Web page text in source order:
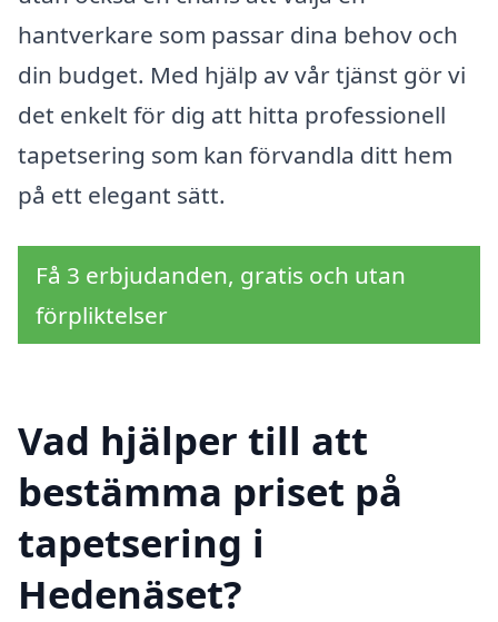
hantverkare som passar dina behov och
din budget. Med hjälp av vår tjänst gör vi
det enkelt för dig att hitta professionell
tapetsering som kan förvandla ditt hem
på ett elegant sätt.
Få 3 erbjudanden, gratis och utan
förpliktelser
Vad hjälper till att
bestämma priset på
tapetsering i
Hedenäset?